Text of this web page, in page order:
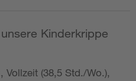
Kinderkrippe
Vollzeit (38,5 Std./Wo.),